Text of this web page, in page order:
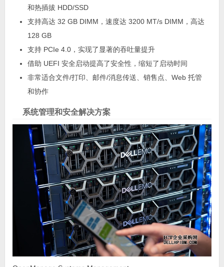
和热插拔 HDD/SSD
支持高达 32 GB DIMM，速度达 3200 MT/s DIMM，高达
128 GB
支持 PCIe 4.0，实现了显著的吞吐量提升
借助 UEFI 安全启动提高了安全性，缩短了启动时间
非常适合文件/打印、邮件/消息传送、销售点、Web 托管
和协作
系统管理和安全解决方案